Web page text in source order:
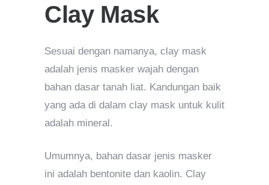
Clay Mask
Sesuai dengan namanya, clay mask
adalah jenis masker wajah dengan
bahan dasar tanah liat. Kandungan baik
yang ada di dalam clay mask untuk kulit
adalah mineral.
Umumnya, bahan dasar jenis masker
ini adalah bentonite dan kaolin. Clay